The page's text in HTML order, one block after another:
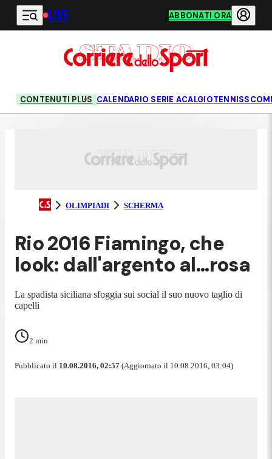
Vai al contenuto principale
LIVE ABBONATI ORA
CONTENUTI PLUS CALENDARIO SERIE ACALCIOTENNIS
OLIMPIADI SCHERMA
Rio 2016 Fiamingo, che
look: dall'argento al...rosa
La spadista siciliana sfoggia sui social il suo nuovo taglio di
capelli
2 min
Pubblicato il 10.08.2016, 02:57 (Aggiornato il 10.08.2016, 03:04)